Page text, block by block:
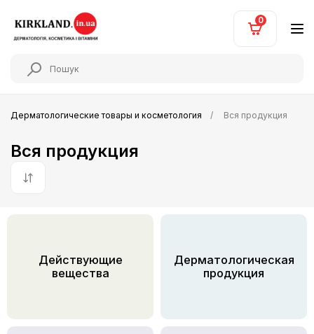
0
Дерматологические товары и косметология Вся продукция
Вся продукция
По умолчанию
Действующие
вещества
Дерматологическая
продукция